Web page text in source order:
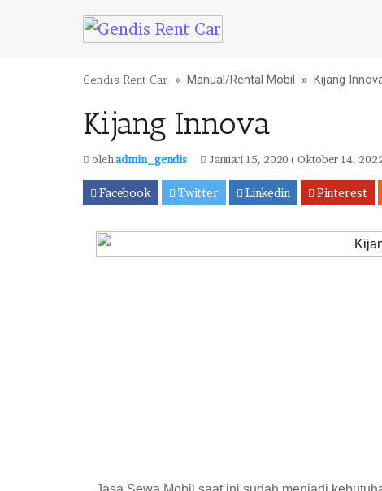
Gendis Rent Car » Manual/Rental Mobil » Kijang
Kijang Innova
olehadmin_gendis Januari 15, 2020 ( Oktober 14,
Facebook Twitter Linkedin Pinterest